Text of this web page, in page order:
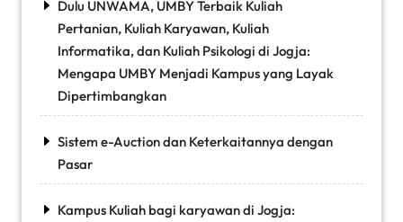
Dulu UNWAMA, UMBY Terbaik Kuliah
Pertanian, Kuliah Karyawan, Kuliah
Informatika, dan Kuliah Psikologi di Jogja:
Mengapa UMBY Menjadi Kampus yang Layak
Dipertimbangkan
Sistem e-Auction dan Keterkaitannya dengan
Pasar
Kampus Kuliah bagi karyawan di Jogja: